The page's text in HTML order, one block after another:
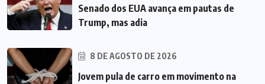
Senado dos EUA avança em pautas de
Trump, mas adia
8 DE AGOSTO DE 2026
Jovem pula de carro em movimento na